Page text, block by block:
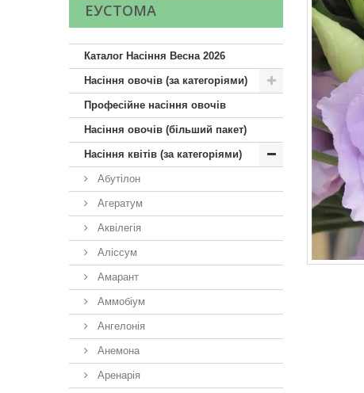
ЕУСТОМА
Каталог Насіння Весна 2026
Насіння овочів (за категоріями)
Професійне насіння овочів
Насіння овочів (більший пакет)
Насіння квітів (за категоріями)
Абутілон
Агератум
Аквілегія
Аліссум
Амарант
Аммобіум
Ангелонія
Анемона
Аренарія